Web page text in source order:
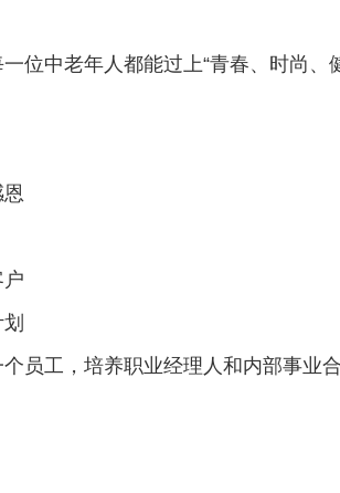
位中老年人都能过上“青春、时尚、
员工，培养职业经理人和内部事业